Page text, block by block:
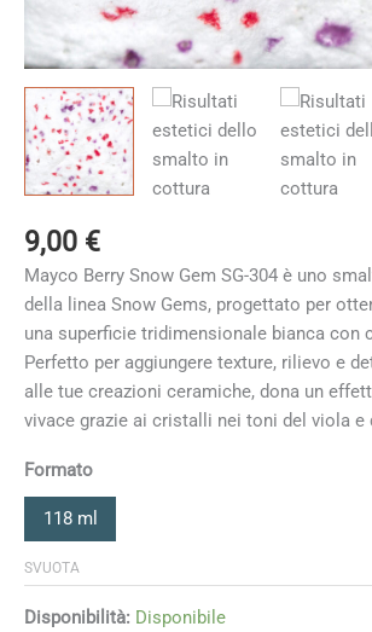
9,00 €
Mayco Berry Snow Gem SG-304 è uno
della linea Snow Gems, progettato per
una superficie tridimensionale bianca con
Perfetto per aggiungere texture, rilievo e
alle tue creazioni ceramiche, dona un
vivace grazie ai cristalli nei toni del viola e
Formato
118 ml
SVUOTA
Disponibilità: Disponibile